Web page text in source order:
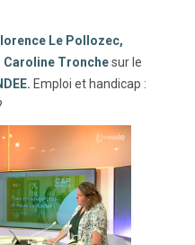
Le Pollozec,
Caroline Tronchesur le
Emploi et handicap :